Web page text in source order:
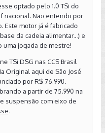
optado pelo 1.0 TSi do
nacional. Não entendo por
Este motor já é fabricado
da cadeia alimentar...) e
uma jogada de mestre!
TSi DSG nas CCS Brasil
Original aqui de São José
por R$ 76.990.
a partir de 75.990 na
suspensão com eixo de
.